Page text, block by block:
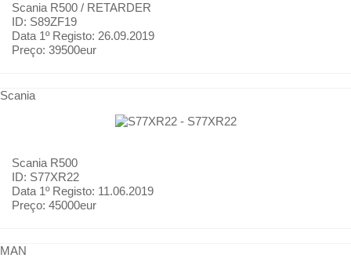
Scania R500 / RETARDER
ID: S89ZF19
Data 1º Registo: 26.09.2019
Preço: 39500eur
Scania
Scania R500
ID: S77XR22
Data 1º Registo: 11.06.2019
Preço: 45000eur
MAN